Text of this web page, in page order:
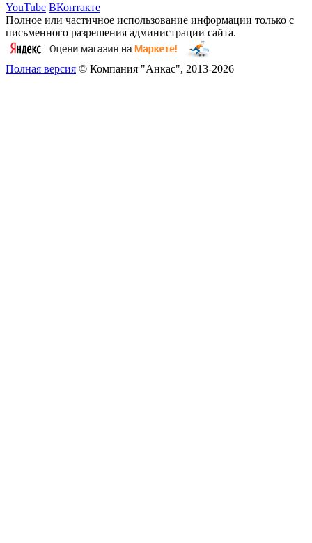
YouTube ВКонтакте
Полное или частичное использование информации только с
письменного разрешения администрации сайта.
Полная версия © Компания "Анкас", 2013-2026